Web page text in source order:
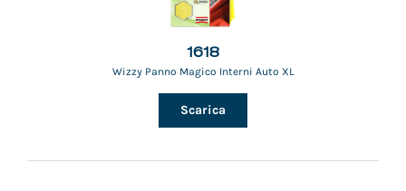
1618
Wizzy Panno Magico Interni Auto XL
Scarica